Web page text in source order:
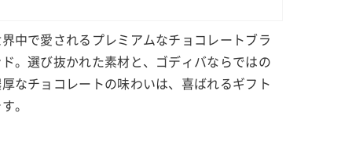
中で愛されるプレミアムなチョコレートブラ
。選び抜かれた素材と、ゴディバならではの
なチョコレートの味わいは、喜ばれるギフト
。